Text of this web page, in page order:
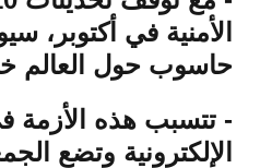
حاسوب حول العالم
- تتسبب هذه الأزمة
الإلكترونية وتضع